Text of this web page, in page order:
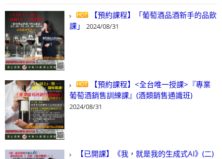
【預約課程】「葡萄酒品酒新手的品飲
課」
2024/08/31
【預約課程】<全台唯一授課>『專業
葡萄酒銷售訓練課』(酒類銷售通識班)
2024/08/31
【已開課】《我，就是我的生成式AI》(二)